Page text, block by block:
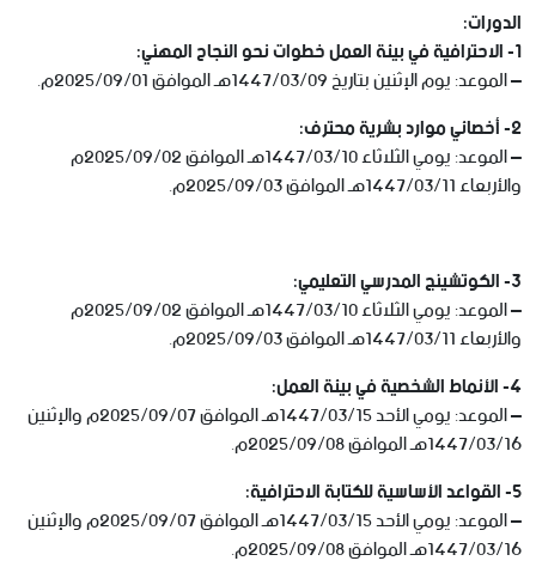
الدورات:
1- الاحترافية في بيئة العمل خطوات نحو النجاح المهني:
– الموعد: يوم الإثنين بتاريخ 1447/03/09هـ الموافق 2025/09/01م.
2- أخصائي موارد بشرية محترف:
– الموعد: يومي الثلاثاء 1447/03/10هـ الموافق 2025/09/02م
والأربعاء 1447/03/11هـ الموافق 2025/09/03م.
3- الكوتشينج المدرسي التعليمي:
– الموعد: يومي الثلاثاء 1447/03/10هـ الموافق 2025/09/02م
والأربعاء 1447/03/11هـ الموافق 2025/09/03م.
4- الأنماط الشخصية في بيئة العمل:
– الموعد: يومي الأحد 1447/03/15هـ الموافق 2025/09/07م والإثنين
1447/03/16هـ الموافق 2025/09/08م.
5- القواعد الأساسية للكتابة الاحترافية:
– الموعد: يومي الأحد 1447/03/15هـ الموافق 2025/09/07م والإثنين
1447/03/16هـ الموافق 2025/09/08م.